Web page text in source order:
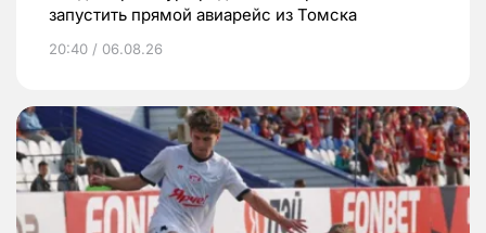
запустить прямой авиарейс из Томска
20:40 / 06.08.26